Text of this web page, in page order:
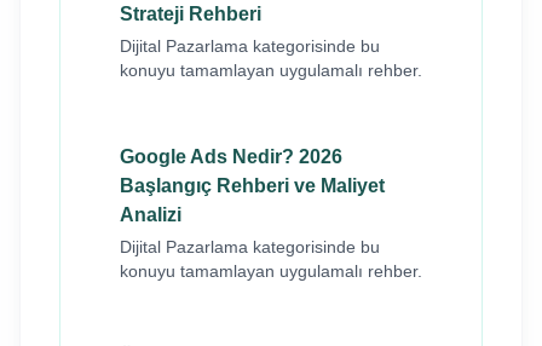
Strateji Rehberi
Dijital Pazarlama kategorisinde bu
konuyu tamamlayan uygulamalı rehber.
Google Ads Nedir? 2026
Başlangıç Rehberi ve Maliyet
Analizi
Dijital Pazarlama kategorisinde bu
konuyu tamamlayan uygulamalı rehber.